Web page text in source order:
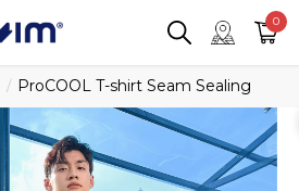
0
ProCOOL T-shirt Seam Sealing